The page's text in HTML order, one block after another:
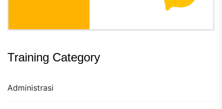
Training Category
Administrasi